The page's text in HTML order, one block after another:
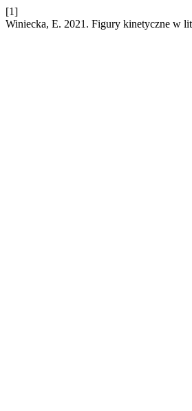
[1]
Winiecka, E. 2021. Figury kinetyczne w